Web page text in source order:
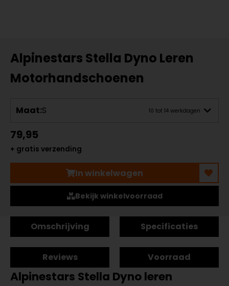
Alpinestars Stella Dyno Leren
Motorhandschoenen
Maat:S 10 tot 14 werkdagen
79,95
+ gratis verzending
In winkelwagen
Bekijk winkelvoorraad
Omschrijving Specificaties
Reviews Voorraad
Alpinestars Stella Dyno leren